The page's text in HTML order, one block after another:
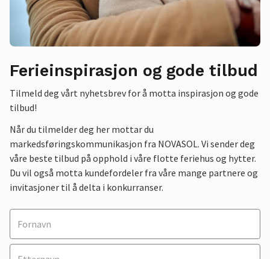
Ferieinspirasjon og gode tilbud
Tilmeld deg vårt nyhetsbrev for å motta inspirasjon og gode
tilbud!
Når du tilmelder deg her mottar du
markedsføringskommunikasjon fra NOVASOL. Vi sender deg
våre beste tilbud på opphold i våre flotte feriehus og hytter.
Du vil også motta kundefordeler fra våre mange partnere og
invitasjoner til å delta i konkurranser.